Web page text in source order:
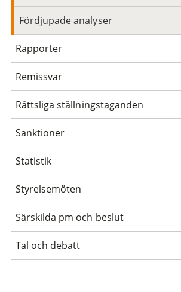
Fördjupade analyser
Rapporter
Remissvar
Rättsliga ställningstaganden
Sanktioner
Statistik
Styrelsemöten
Särskilda pm och beslut
Tal och debatt